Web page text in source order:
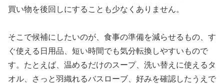
買い物を後回しにすることも少なくありません。
そこで候補にしたいのが、 食事の準備を減らせるもの、す
ぐ使える日用品、短い時間でも気分転換しやすいもので
す。たとえば、温めるだけのスープ、洗い替えに使えるタ
オル、さっと羽織れるバスローブ、好みを確認したうえで